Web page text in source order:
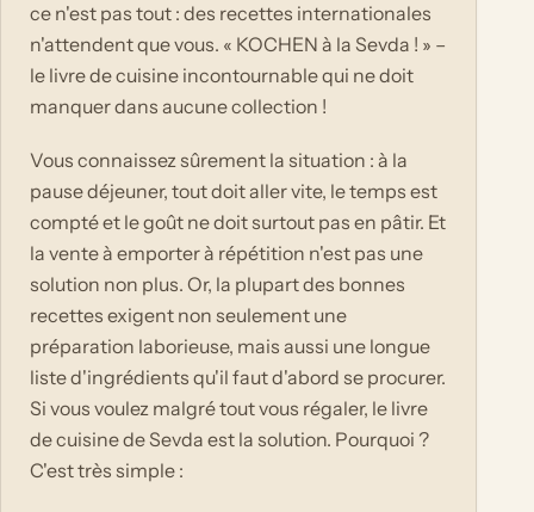
ce n'est pas tout : des recettes internationales
n'attendent que vous. « KOCHEN à la Sevda ! » –
le livre de cuisine incontournable qui ne doit
manquer dans aucune collection !
Vous connaissez sûrement la situation : à la
pause déjeuner, tout doit aller vite, le temps est
compté et le goût ne doit surtout pas en pâtir. Et
la vente à emporter à répétition n'est pas une
solution non plus. Or, la plupart des bonnes
recettes exigent non seulement une
préparation laborieuse, mais aussi une longue
liste d'ingrédients qu'il faut d'abord se procurer.
Si vous voulez malgré tout vous régaler, le livre
de cuisine de Sevda est la solution. Pourquoi ?
C'est très simple :